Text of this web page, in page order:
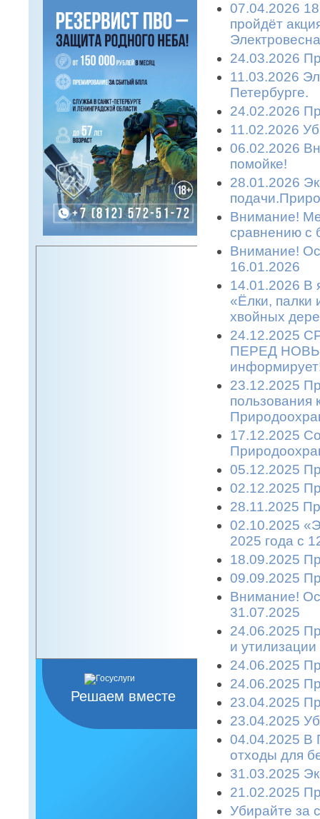
Решаем вместе
07.04.2026
пройдёт
24.03.2026
11.03.2026
Петербурге.
24.02.2026
11.02.2026
06.02.2026
помойке!
28.01.2026
Внимание!
сравнению с
Внимание!
16.01.2026
14.01.2026 В
«Ёлки, палки
хвойных
24.12.2025
ПЕРЕД
23.12.2025
пользования
17.12.2025
05.12.2025
02.12.2025
28.11.2025
02.10.2025
2025 года с
18.09.2025
09.09.2025
Внимание!
31.07.2025
24.06.2025
и
24.06.2025
24.06.2025
23.04.2025
23.04.2025
04.04.2025 В
отходы для
31.03.2025
21.02.2025
Убирайте за